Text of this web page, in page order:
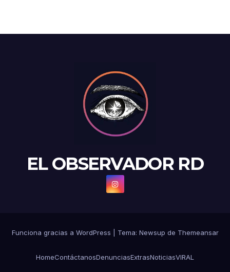
EL OBSERVADOR RD
Funciona gracias a WordPress Tema: Newsup de Themeansar
HomeContáctanosDenunciasExtrasNoticiasVIRAL